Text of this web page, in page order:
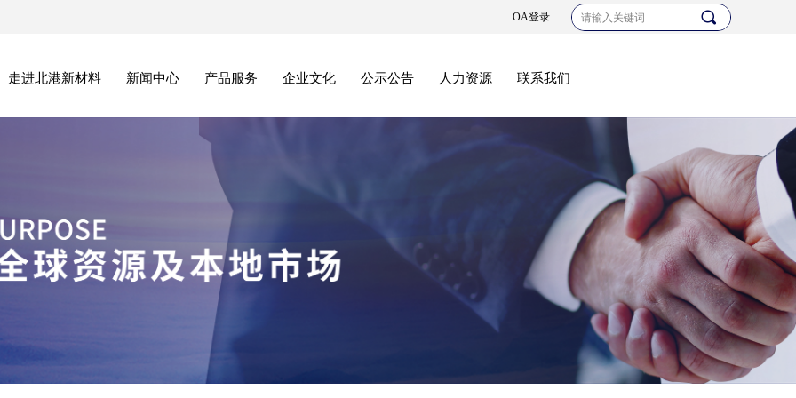
走进北港新材料 新闻中心 产品服务 企业文化 公示公告 人力资源 联系我们
OA登录 끠